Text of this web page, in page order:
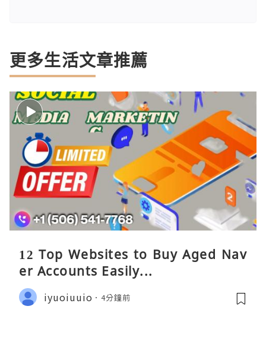
更多生活文章推薦
12 Top Websites to Buy Aged Nav
er Accounts Easily...
iyuoiuuio 4分鐘前